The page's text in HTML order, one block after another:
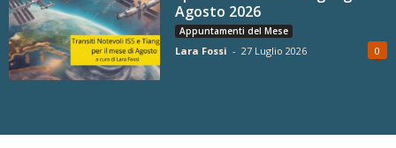
Agosto 2026
Appuntamenti del Mese
Lara Fossi - 27 Luglio 2026 0